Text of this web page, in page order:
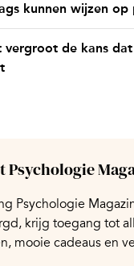
kunnen wijzen
vergroot de kans
Psychologie
Psychologie
krijg toegang tot
mooie cadeaus en